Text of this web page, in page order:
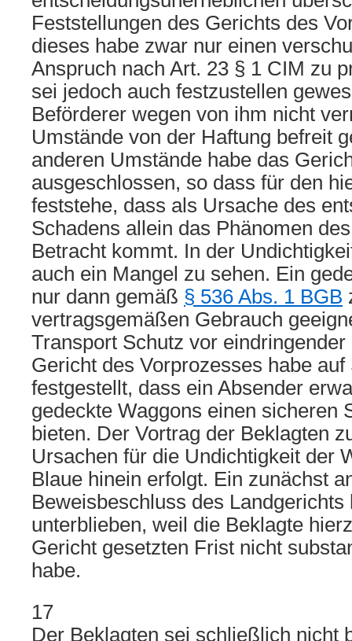
Feststellungen des Gerichts des
dieses habe zwar nur einen
Anspruch nach Art. 23 § 1 CIM zu
sei jedoch auch festzustellen
Beförderer wegen von ihm nicht
Umstände von der Haftung befreit
anderen Umstände habe das
ausgeschlossen, so dass für den
feststehe, dass als Ursache des
Schadens allein das Phänomen
Betracht kommt. In der
auch ein Mangel zu sehen. Ein
nur dann gemäß § 536 Abs. 1 BGB
vertragsgemäßen Gebrauch
Transport Schutz vor
Gericht des Vorprozesses habe
festgestellt, dass ein Absender
gedeckte Waggons einen sicheren
bieten. Der Vortrag der Beklagten
Ursachen für die Undichtigkeit der
Blaue hinein erfolgt. Ein zunächst
Beweisbeschluss des Landgerichts
unterblieben, weil die Beklagte
Gericht gesetzten Frist nicht
habe.
17
Der Beklagten sei schließlich nicht